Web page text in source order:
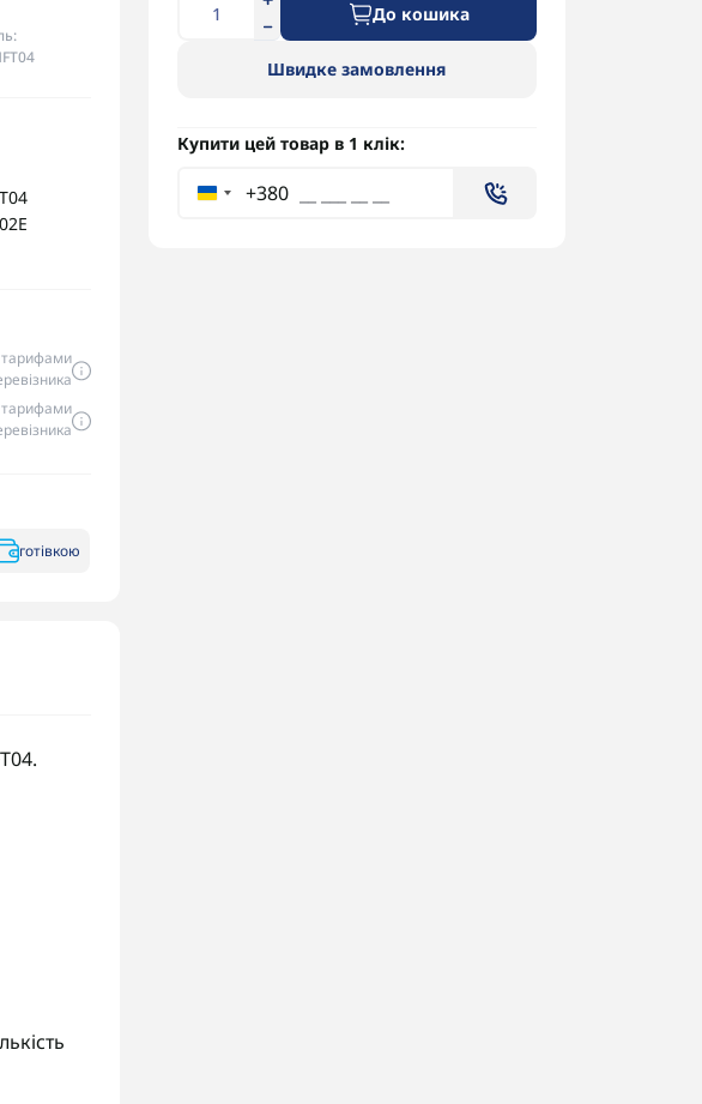
До кошика
Швидке замовлення
Купити цей товар в 1 клік:
+380
тарифами
тарифами
готівкою